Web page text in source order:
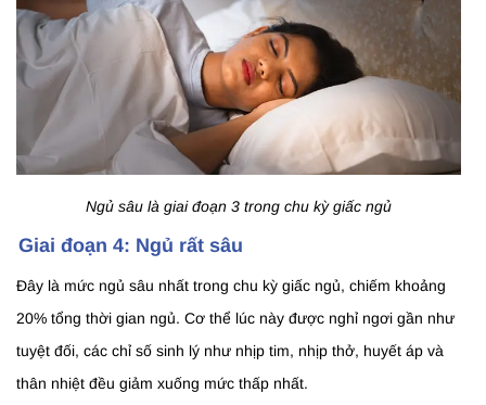
Ngủ sâu là giai đoạn 3 trong chu kỳ giấc ngủ
Giai đoạn 4: Ngủ rất sâu
Đây là mức ngủ sâu nhất trong chu kỳ giấc ngủ, chiếm khoảng
20% tổng thời gian ngủ. Cơ thể lúc này được nghỉ ngơi gần như
tuyệt đối, các chỉ số sinh lý như nhịp tim, nhịp thở, huyết áp và
thân nhiệt đều giảm xuống mức thấp nhất.